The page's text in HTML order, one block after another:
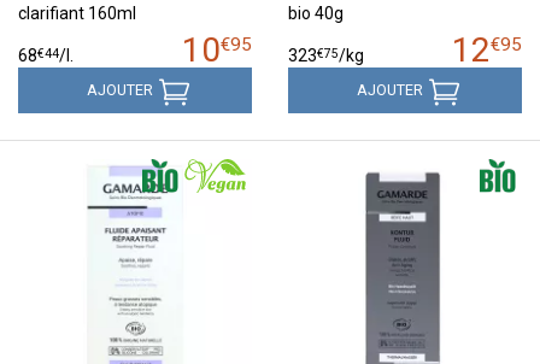
clarifiant 160ml
10€95
68€44/
AJOUTER
bio 40g
12€95
323€75/kg
AJOUTER